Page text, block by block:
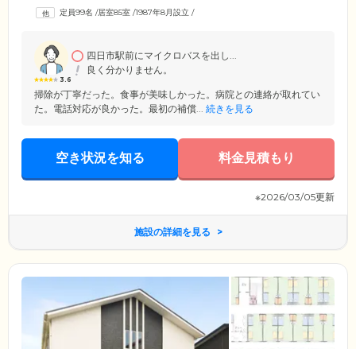
ておりますので、万が一の際も安心です。第1リバティハウスは南向きの
定員99名 /居室85室 /1987年8月設立 /
3.6
四日市駅前にマイクロバスを出し...
良く分かりません。
掃除が丁寧だった。食事が美味しかった。病院との連絡が取れてい
た。電話対応が良かった。最初の補償... 続きを見る
空き状況を知る 料金見積もり
※2026/03/05更新
施設の詳細を見る